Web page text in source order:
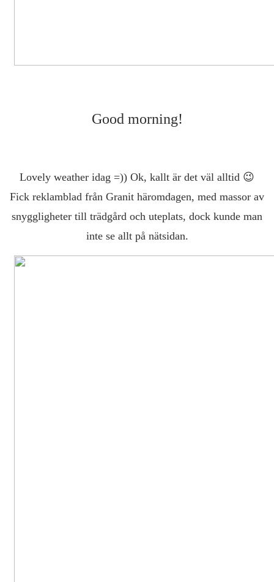
Good morning!
Lovely weather idag =)) Ok, kallt är det väl alltid 😉
Fick reklamblad från Granit häromdagen, med massor av
snyggligheter till trädgård och uteplats, dock kunde man
inte se allt på nätsidan.